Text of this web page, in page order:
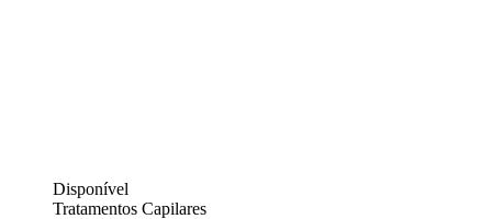
Disponível
Tratamentos Capilares